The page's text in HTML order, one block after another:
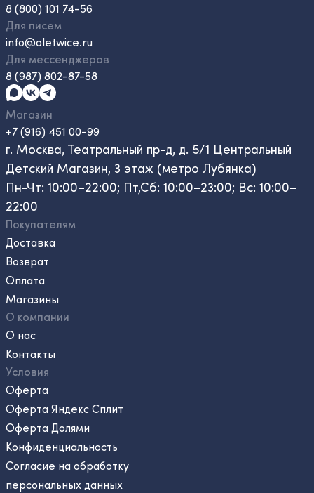
8 (800) 101 74-56
Для писем
info@oletwice.ru
Для мессенджеров
8 (987) 802-87-58
Магазин
+7 (916) 451 00-99
г. Москва, Театральный пр-д, д. 5/1 Центральный
Детский Магазин, 3 этаж (метро Лубянка)
Пн-Чт: 10:00–22:00; Пт,Сб: 10:00–23:00; Вс: 10:00–
22:00
Покупателям
Доставка
Возврат
Оплата
Магазины
О компании
О нас
Контакты
Условия
Оферта
Оферта Яндекс Сплит
Оферта Долями
Конфиденциальность
Согласие на обработку
персональных данных